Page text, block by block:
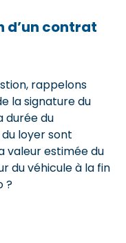
d’un contrat
rappelons
la signature du
durée du
loyer sont
valeur estimée du
du véhicule à la fin
?